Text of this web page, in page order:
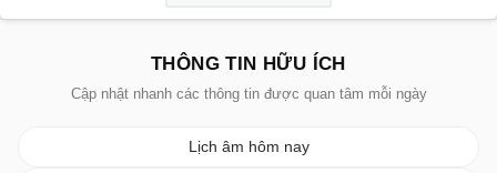
THÔNG TIN HỮU ÍCH
Cập nhật nhanh các thông tin được quan tâm mỗi ngày
Lịch âm hôm nay